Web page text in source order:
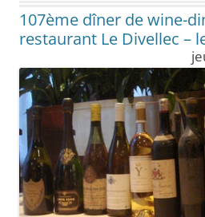
107ème dîner de wine-
restaurant Le Divellec –